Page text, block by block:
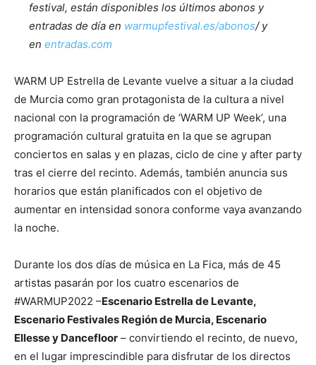
festival, están disponibles los últimos abonos y
entradas de día en warmupfestival.es/abonos/ y
en entradas.com
WARM UP Estrella de Levante vuelve a situar a la ciudad
de Murcia como gran protagonista de la cultura a nivel
nacional con la programación de ‘WARM UP Week’, una
programación cultural gratuita en la que se agrupan
conciertos en salas y en plazas, ciclo de cine y after party
tras el cierre del recinto. Además, también anuncia sus
horarios que están planificados con el objetivo de
aumentar en intensidad sonora conforme vaya avanzando
la noche.
Durante los dos días de música en La Fica, más de 45
artistas pasarán por los cuatro escenarios de
#WARMUP2022 –Escenario Estrella de Levante,
Escenario Festivales Región de Murcia, Escenario
Ellesse y Dancefloor – convirtiendo el recinto, de nuevo,
en el lugar imprescindible para disfrutar de los directos